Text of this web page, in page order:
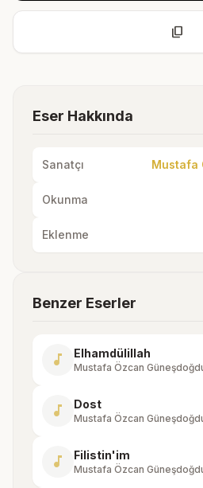
content_copy
Eser Hakkında
Sanatçı Mustafa
Okunma
Eklenme
Benzer Eserler
music_note Elhamdülillah
Mustafa Özcan
music_note Dost
Mustafa Özcan
music_note Filistin'im
Mustafa Özcan